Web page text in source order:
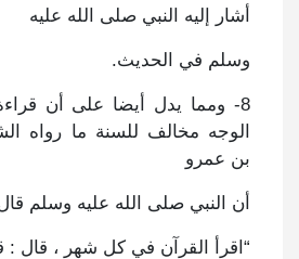
أشار إليه النبي صلى الله عليه
وسلم في الحديث.
8- ومما يدل أيضا على أن
الوجه مخالف للسنة ما رواه
بن عمرو
أن النبي صلى الله عليه وسلم
“اقرأ القرآن في كل شهر ، قال